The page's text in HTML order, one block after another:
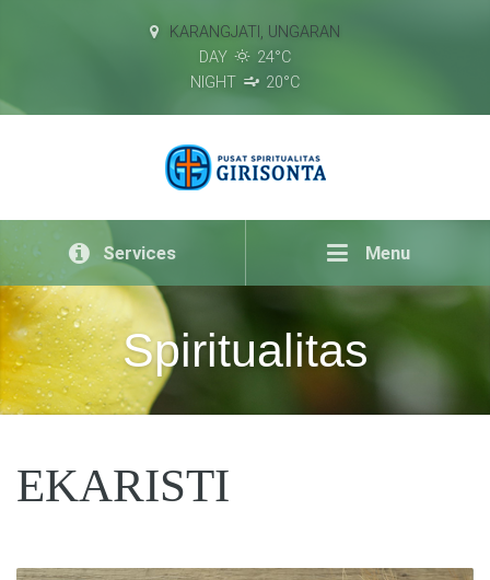
KARANGJATI, UNGARAN
DAY
24°C
NIGHT
20°C
Menu
Services
Spiritualitas
EKARISTI